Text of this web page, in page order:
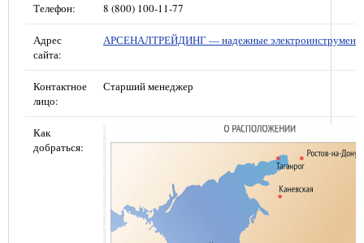
Телефон: 8 (800) 100-11-77
Адрес
сайта:
АРСЕНАЛТРЕЙДИНГ — надежные
Контактное
лицо:
Старший менеджер
Как
добраться: